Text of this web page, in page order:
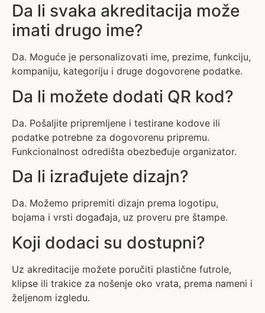
Da li svaka akreditacija može
imati drugo ime?
Da. Moguće je personalizovati ime, prezime, funkciju,
kompaniju, kategoriju i druge dogovorene podatke.
Da li možete dodati QR kod?
Da. Pošaljite pripremljene i testirane kodove ili
podatke potrebne za dogovorenu pripremu.
Funkcionalnost odredišta obezbeđuje organizator.
Da li izrađujete dizajn?
Da. Možemo pripremiti dizajn prema logotipu,
bojama i vrsti događaja, uz proveru pre štampe.
Koji dodaci su dostupni?
Uz akreditacije možete poručiti plastične futrole,
klipse ili trakice za nošenje oko vrata, prema nameni i
željenom izgledu.